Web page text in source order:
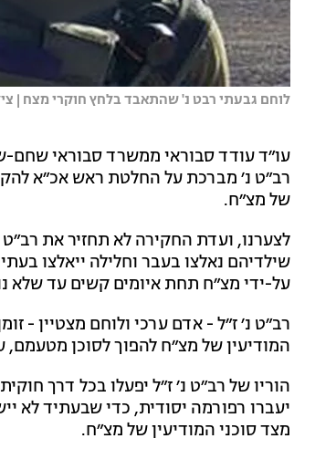
לוחם גבעתי רבט נ' שהתאבד בלחץ חוקרי מצח |
עו״ד עודד סבוראי ממשרד סבוראי
רב״ט נ׳ מברכת על החלטת ראש אכ״א
של מצ״ח.
לצערנו, ועדת החקירה לא תחזיר את רב״ט
שילדיהם נאלצו בעבר וחלילה ייאלצו
על-ידי מצ״ח תחת איומים קשים עד שלא
רב״ט נ׳ ז״ל - אדם ערכי ולוחם מצטיין -
המודיעין של מצ״ח להפוך לסוכן מטעמם,
הוריו של רב״ט נ׳ ז״ל יפעלו בכל דרך
יעברו רפורמה יסודית, כדי שבעתיד לא
מצד סוכני המודיעין של מצ״ח.